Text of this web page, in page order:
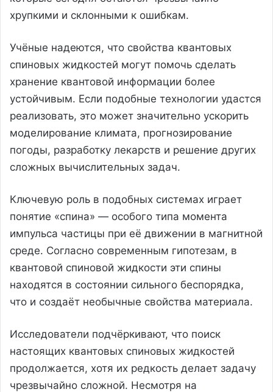
хрупкими и склонными к ошибкам.
Учёные надеются, что свойства квантовых
спиновых жидкостей могут помочь сделать
хранение квантовой информации более
устойчивым. Если подобные технологии удастся
реализовать, это может значительно ускорить
моделирование климата, прогнозирование
погоды, разработку лекарств и решение других
сложных вычислительных задач.
Ключевую роль в подобных системах играет
понятие «спина» — особого типа момента
импульса частицы при её движении в магнитной
среде. Согласно современным гипотезам, в
квантовой спиновой жидкости эти спины
находятся в состоянии сильного беспорядка,
что и создаёт необычные свойства материала.
Исследователи подчёркивают, что поиск
настоящих квантовых спиновых жидкостей
продолжается, хотя их редкость делает задачу
чрезвычайно сложной. Несмотря на